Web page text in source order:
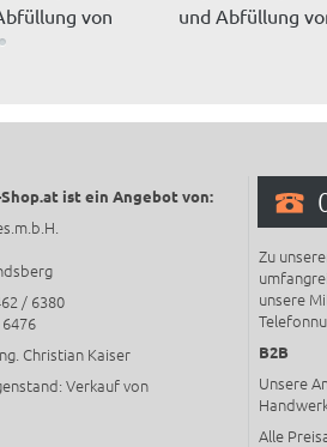
von
und Abfüllung
ist ein Angebot von:
/ 6380
Christian Kaiser
Verkauf von
Zu
unsere
B2B
Unsere
Alle